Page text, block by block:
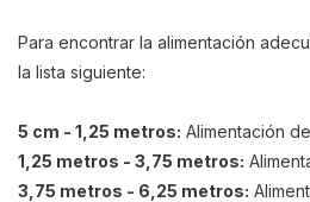
Para encontrar la alimentación
la lista siguiente:
5 cm - 1,25 metros: Alimentación
1,25 metros - 3,75 metros:
3,75 metros - 6,25 metros: